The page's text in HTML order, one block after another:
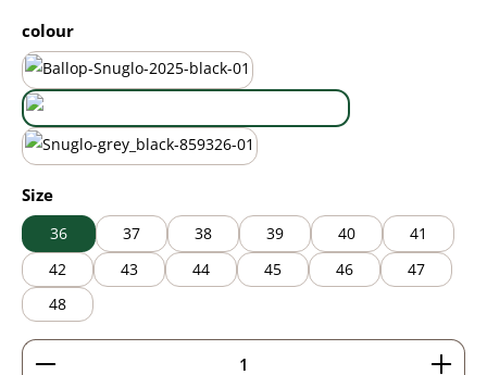
Select
colour
black/brown
Select
Size
36 37 38 39 40
41
42
43 44 45 46
47
48
Product Quantity: Enter the desired amount or